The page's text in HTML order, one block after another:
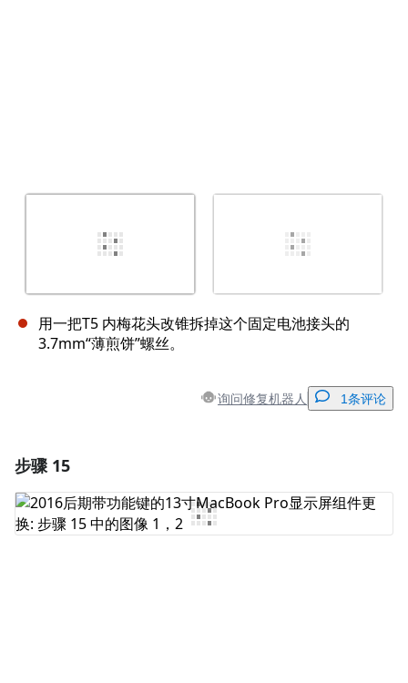
用一把T5 内梅花头改锥拆掉这个固定电池接头的
3.7mm“薄煎饼”螺丝。
询问修复机器人 1条评论
添加评论
步骤 15